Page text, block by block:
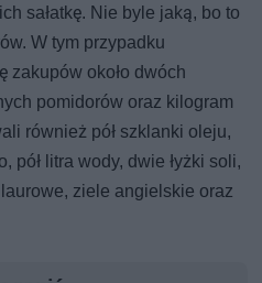
sałatkę. Nie byle jaką, bo to
W tym przypadku
zakupów około dwóch
pomidorów oraz kilogram
również pół szklanki oleju,
pół litra wody, dwie łyżki soli,
ziele angielskie oraz